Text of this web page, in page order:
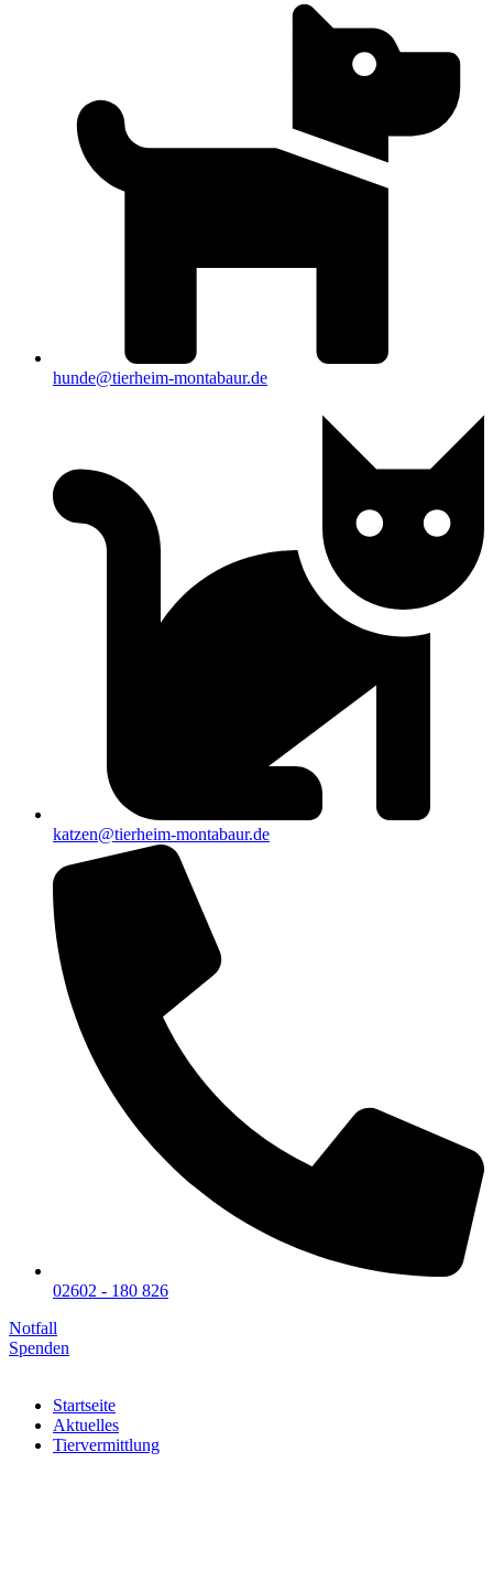
hunde@tierheim-montabaur.de
katzen@tierheim-montabaur.de
02602 - 180 826
Notfall
Spenden
Startseite
Aktuelles
Tiervermittlung